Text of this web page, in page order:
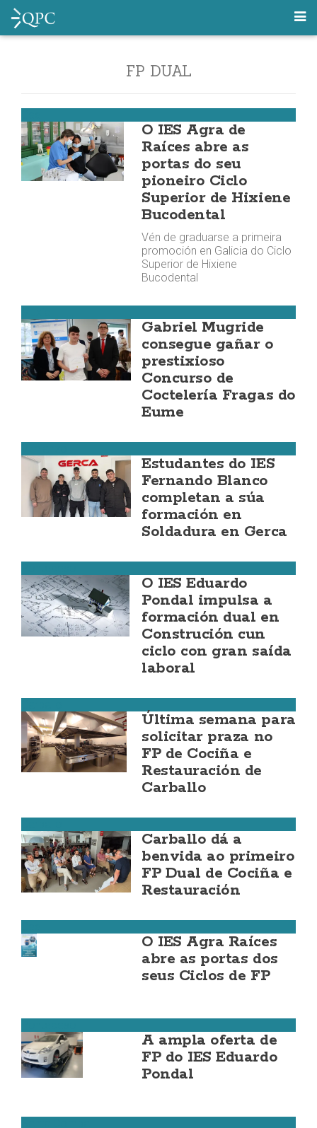
FP DUAL
O IES Agra de
Raíces abre as
portas do seu
pioneiro Ciclo
Superior de Hixiene
Bucodental
Vén de graduarse a primeira
promoción en Galicia do Ciclo
Superior de Hixiene
Bucodental
Gabriel Mugride
consegue gañar o
prestixioso
Concurso de
Coctelería Fragas do
Eume
Estudantes do IES
Fernando Blanco
completan a súa
formación en
Soldadura en Gerca
O IES Eduardo
Pondal impulsa a
formación dual en
Construción cun
ciclo con gran saída
laboral
Última semana para
solicitar praza no
FP de Cociña e
Restauración de
Carballo
Carballo dá a
benvida ao primeiro
FP Dual de Cociña e
Restauración
O IES Agra Raíces
abre as portas dos
seus Ciclos de FP
A ampla oferta de
FP do IES Eduardo
Pondal